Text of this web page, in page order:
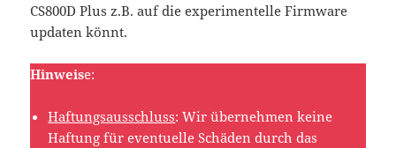
CS800D Plus z.B. auf die experimentelle Firmware
updaten könnt.
Hinweise:
Haftungsausschluss: Wir übernehmen keine
Haftung für eventuelle Schäden durch das